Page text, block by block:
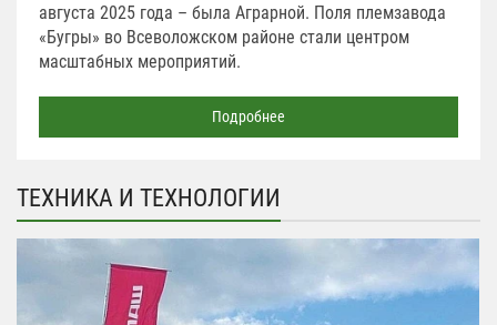
августа 2025 года – была Аграрной. Поля племзавода
«Бугры» во Всеволожском районе стали центром
масштабных мероприятий.
Подробнее
ТЕХНИКА И ТЕХНОЛОГИИ